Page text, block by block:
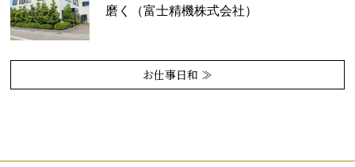
磨く（富士精機株式会社）
お仕事日和 ≫